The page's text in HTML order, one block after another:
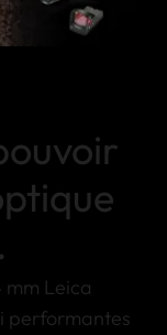
Leica
performantes